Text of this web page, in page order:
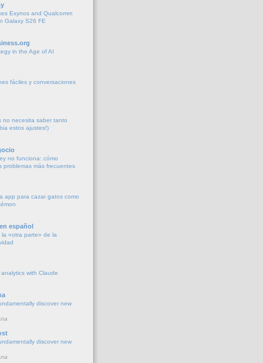
Exynos and Qualcomm
Galaxy S26 FE
in the Age of AI
fáciles y conversaciones
no necesita saber tanto
estos ajustes!)
no funciona: cómo
problemas más frecuentes
app para cazar gatos como
español
«otra parte» de la
with Claude
discover new
discover new